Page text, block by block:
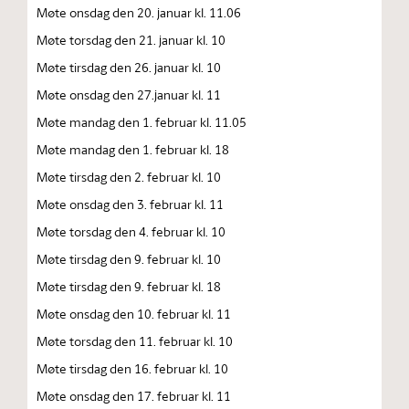
Møte onsdag den 20. januar kl. 11.06
Møte torsdag den 21. januar kl. 10
Møte tirsdag den 26. januar kl. 10
Møte onsdag den 27.januar kl. 11
Møte mandag den 1. februar kl. 11.05
Møte mandag den 1. februar kl. 18
Møte tirsdag den 2. februar kl. 10
Møte onsdag den 3. februar kl. 11
Møte torsdag den 4. februar kl. 10
Møte tirsdag den 9. februar kl. 10
Møte tirsdag den 9. februar kl. 18
Møte onsdag den 10. februar kl. 11
Møte torsdag den 11. februar kl. 10
Møte tirsdag den 16. februar kl. 10
Møte onsdag den 17. februar kl. 11